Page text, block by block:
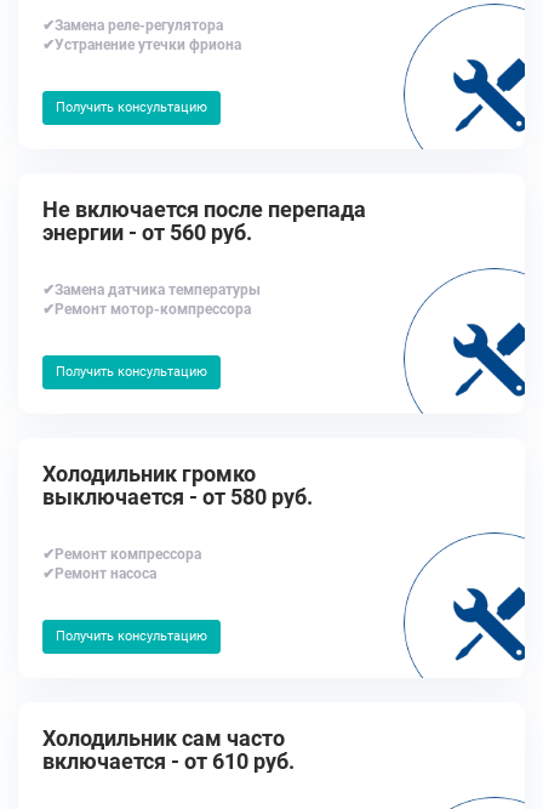
✔Замена реле-регулятора
✔Устранение утечки фриона
Получить консультацию
Не включается после перепада
энергии - от 560 руб.
✔Замена датчика температуры
✔Ремонт мотор-компрессора
Получить консультацию
Холодильник громко
выключается - от 580 руб.
✔Ремонт компрессора
✔Ремонт насоса
Получить консультацию
Холодильник сам часто
включается - от 610 руб.